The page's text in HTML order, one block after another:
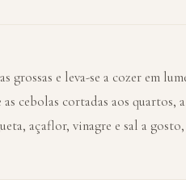
grossas e leva-se a cozer em
cebolas cortadas aos quartos,
açaflor, vinagre e sal a